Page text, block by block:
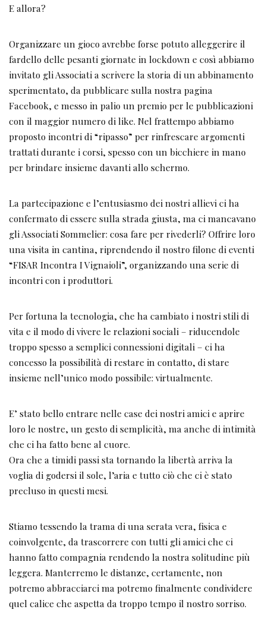
E allora?
Organizzare un gioco avrebbe forse potuto alleggerire il
fardello delle pesanti giornate in lockdown e così abbiamo
invitato gli Associati a scrivere la storia di un abbinamento
sperimentato, da pubblicare sulla nostra pagina
Facebook, e messo in palio un premio per le pubblicazioni
con il maggior numero di like. Nel frattempo abbiamo
proposto incontri di “ripasso” per rinfrescare argomenti
trattati durante i corsi, spesso con un bicchiere in mano
per brindare insieme davanti allo schermo.
La partecipazione e l’entusiasmo dei nostri allievi ci ha
confermato di essere sulla strada giusta, ma ci mancavano
gli Associati Sommelier: cosa fare per rivederli? Offrire loro
una visita in cantina, riprendendo il nostro filone di eventi
“FISAR Incontra I Vignaioli”, organizzando una serie di
incontri con i produttori.
Per fortuna la tecnologia, che ha cambiato i nostri stili di
vita e il modo di vivere le relazioni sociali – riducendole
troppo spesso a semplici connessioni digitali – ci ha
concesso la possibilità di restare in contatto, di stare
insieme nell’unico modo possibile: virtualmente.
E’ stato bello entrare nelle case dei nostri amici e aprire
loro le nostre, un gesto di semplicità, ma anche di intimità
che ci ha fatto bene al cuore.
Ora che a timidi passi sta tornando la libertà arriva la
voglia di godersi il sole, l’aria e tutto ciò che ci è stato
precluso in questi mesi.
Stiamo tessendo la trama di una serata vera, fisica e
coinvolgente, da trascorrere con tutti gli amici che ci
hanno fatto compagnia rendendo la nostra solitudine più
leggera. Manterremo le distanze, certamente, non
potremo abbracciarci ma potremo finalmente condividere
quel calice che aspetta da troppo tempo il nostro sorriso.